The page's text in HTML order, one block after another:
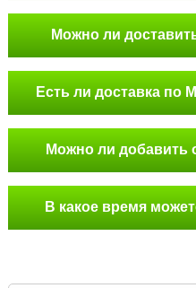
Можно ли
Есть ли доставка по
Можно ли добавить
В какое время